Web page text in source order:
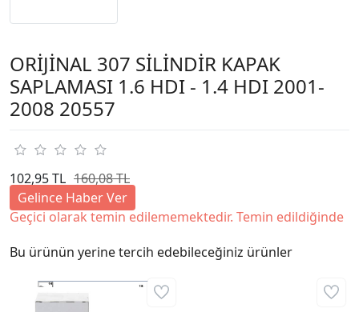
ORİJİNAL 307 SİLİNDİR KAPAK
SAPLAMASI 1.6 HDI - 1.4 HDI 2001-
2008 20557
102,95 TL 160,08 TL
Gelince Haber Ver
Geçici olarak temin edilememektedir. Temin edildiğinde
Bu ürünün yerine tercih edebileceğiniz ürünler